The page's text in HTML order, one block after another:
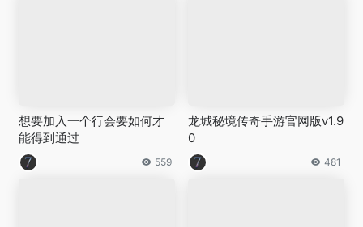
想要加入一个行会要如何才
能得到通过
559
龙城秘境传奇手游官网版v1.9
0
481